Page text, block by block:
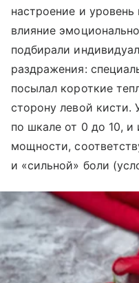
настроение и
влияние
подбирали
раздражения:
посылал короткие
сторону левой кисти.
по шкале от 0 до 10, и
мощности,
и «сильной» боли